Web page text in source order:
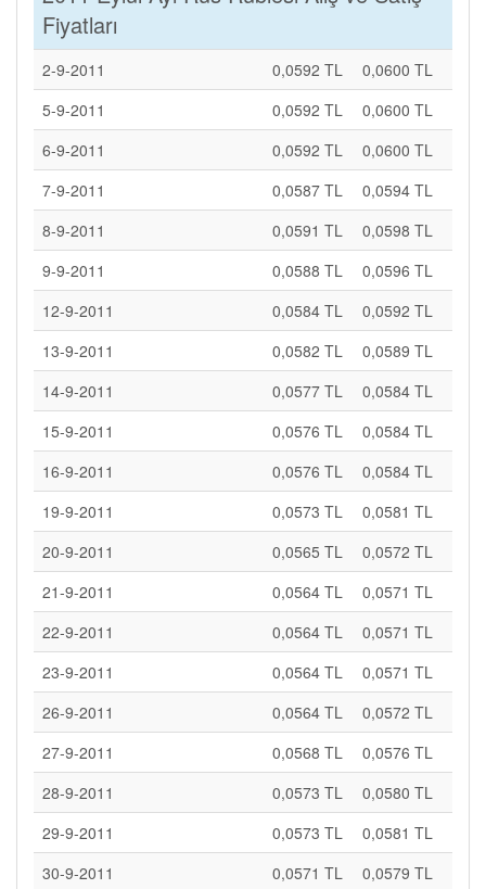
Fiyatları
2-9-2011 0,0592 TL
0,0600 TL
5-9-2011
0,0592 TL
0,0600 TL
6-9-2011
0,0592 TL
0,0600 TL
7-9-2011
0,0587 TL
0,0594 TL
8-9-2011
0,0591 TL
0,0598 TL
9-9-2011
0,0588 TL
0,0596 TL
12-9-2011
0,0584 TL
0,0592 TL
13-9-2011
0,0582 TL
0,0589 TL
14-9-2011
0,0577 TL
0,0584 TL
15-9-2011
0,0576 TL
0,0584 TL
16-9-2011
0,0576 TL
0,0584 TL
19-9-2011
0,0573 TL
0,0581 TL
20-9-2011
0,0565 TL
0,0572 TL
21-9-2011
0,0564 TL
0,0571 TL
22-9-2011
0,0564 TL
0,0571 TL
23-9-2011
0,0564 TL
0,0571 TL
26-9-2011
0,0564 TL
0,0572 TL
27-9-2011
0,0568 TL
0,0576 TL
28-9-2011
0,0573 TL
0,0580 TL
29-9-2011
0,0573 TL
0,0581 TL
30-9-2011
0,0571 TL 0,0579 TL